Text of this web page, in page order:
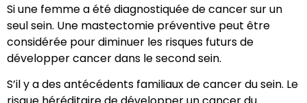
Si une femme a été diagnostiquée de cancer sur un
seul sein. Une mastectomie préventive peut être
considérée pour diminuer les risques futurs de
développer cancer dans le second sein.
S’il y a des antécédents familiaux de cancer du sein. Le